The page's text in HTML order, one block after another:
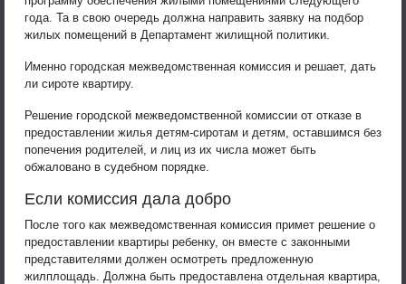
года. Та в свою очередь должна направить заявку на подбор
жилых помещений в Департамент жилищной политики.
Именно городская межведомственная комиссия и решает, дать
ли сироте квартиру.
Решение городской межведомственной комиссии от отказе в
предоставлении жилья детям-сиротам и детям, оставшимся без
попечения родителей, и лиц из их числа может быть
обжаловано в судебном порядке.
Если комиссия дала добро
После того как межведомственная комиссия примет решение о
предоставлении квартиры ребенку, он вместе с законными
представителями должен осмотреть предложенную
жилплощадь. Должна быть предоставлена отдельная квартира,